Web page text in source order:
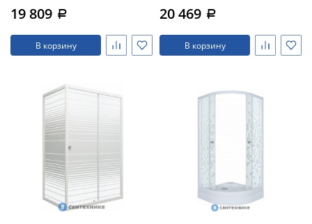
19 809 a
В корзину
20 469 a
В корзину